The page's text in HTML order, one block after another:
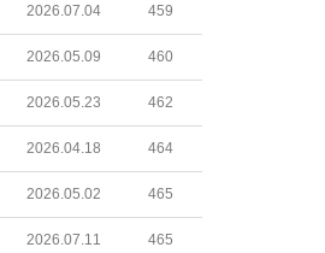
2026.07.04 459
2026.05.09 460
2026.05.23 462
2026.04.18 464
2026.05.02 465
2026.07.11 465